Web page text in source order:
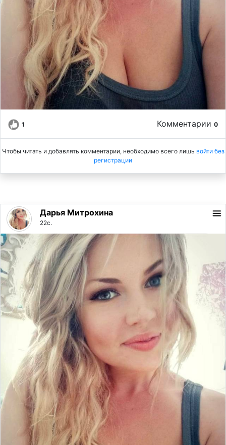
1 Комментарии 0
Чтобы читать и добавлять комментарии, необходимо всего лишь войти без
регистрации
Дарья Митрохина
22с.